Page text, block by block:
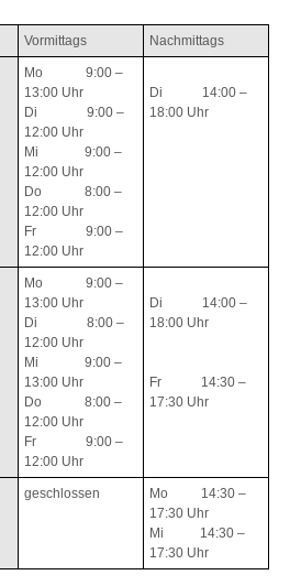
Vormittags Nachmittags
Mo 9:00 –
13:00 Uhr
Di 9:00 –
12:00 Uhr
Mi 9:00 –
12:00 Uhr
Do 8:00 –
12:00 Uhr
Fr 9:00 –
12:00 Uhr
Di 14:00 –
18:00 Uhr
Mo 9:00 –
13:00 Uhr
Di 8:00 –
12:00 Uhr
Mi 9:00 –
13:00 Uhr
Do 8:00 –
12:00 Uhr
Fr 9:00 –
12:00 Uhr
Di 14:00 –
18:00 Uhr
Fr 14:30 –
17:30 Uhr
geschlossen
Mo 14:30 –
17:30 Uhr
Mi 14:30 –
17:30 Uhr